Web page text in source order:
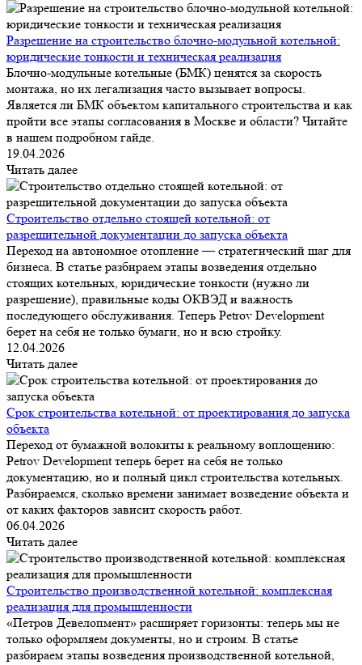
Разрешение на строительство блочно-модульной котельной:
юридические тонкости и техническая реализация
Блочно-модульные котельные (БМК) ценятся за скорость
монтажа, но их легализация часто вызывает вопросы.
Является ли БМК объектом капитального строительства и как
пройти все этапы согласования в Москве и области? Читайте
в нашем подробном гайде.
19.04.2026
Читать далее
Строительство отдельно стоящей котельной: от
разрешительной документации до запуска объекта
Переход на автономное отопление — стратегический шаг для
бизнеса. В статье разбираем этапы возведения отдельно
стоящих котельных, юридические тонкости (нужно ли
разрешение), правильные коды ОКВЭД и важность
последующего обслуживания. Теперь Petrov Development
берет на себя не только бумаги, но и всю стройку.
12.04.2026
Читать далее
Срок строительства котельной: от проектирования до запуска
объекта
Переход от бумажной волокиты к реальному воплощению:
Petrov Development теперь берет на себя не только
документацию, но и полный цикл строительства котельных.
Разбираемся, сколько времени занимает возведение объекта и
от каких факторов зависит скорость работ.
06.04.2026
Читать далее
Строительство производственной котельной: комплексная
реализация для промышленности
«Петров Девелопмент» расширяет горизонты: теперь мы не
только оформляем документы, но и строим. В статье
разбираем этапы возведения производственной котельной,